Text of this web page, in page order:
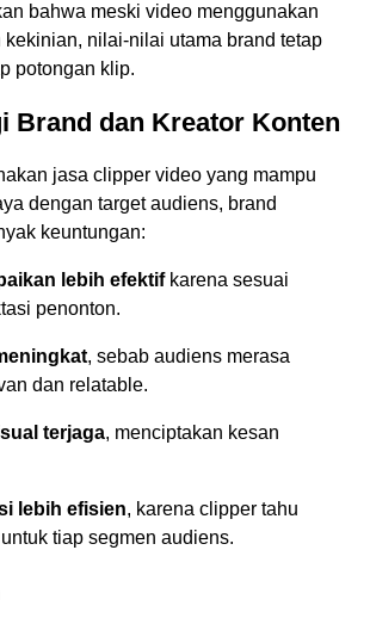
bahwa meski video menggunakan
kekinian, nilai-nilai utama brand tetap
potongan klip.
Brand dan Kreator Konten
jasa clipper video yang mampu
dengan target audiens, brand
keuntungan:
lebih efektifkarena sesuai
penonton.
, sebab audiens merasa
dan relatable.
terjaga, menciptakan kesan
lebih efisien, karena clipper tahu
tiap segmen audiens.